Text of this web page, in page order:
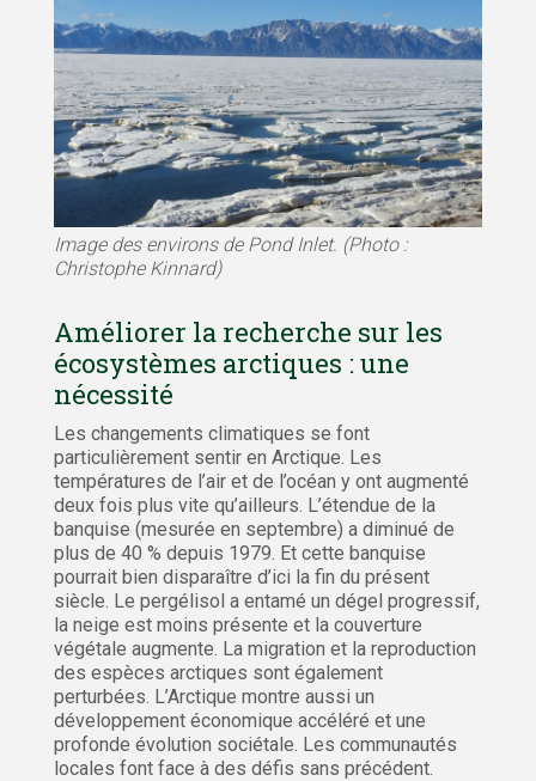
Image des environs de Pond Inlet. (Photo :
Christophe Kinnard)
Améliorer la recherche sur les
écosystèmes arctiques : une
nécessité
Les changements climatiques se font
particulièrement sentir en Arctique. Les
températures de l’air et de l’océan y ont augmenté
deux fois plus vite qu’ailleurs. L’étendue de la
banquise (mesurée en septembre) a diminué de
plus de 40 % depuis 1979. Et cette banquise
pourrait bien disparaître d’ici la fin du présent
siècle. Le pergélisol a entamé un dégel progressif,
la neige est moins présente et la couverture
végétale augmente. La migration et la reproduction
des espèces arctiques sont également
perturbées. L’Arctique montre aussi un
développement économique accéléré et une
profonde évolution sociétale. Les communautés
locales font face à des défis sans précédent.